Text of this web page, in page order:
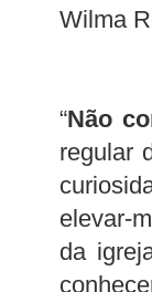
Wilma
“Não
regular
elevar-
da